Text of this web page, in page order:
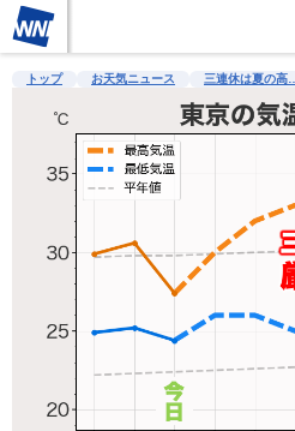
雨雲レーダー 台風情報 地震情報
トップ お天気ニュース 三連休は夏の高…